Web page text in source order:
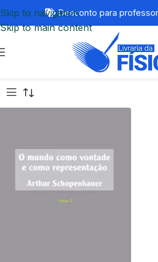
Skip to navigation
Skip to main content
Desconto para